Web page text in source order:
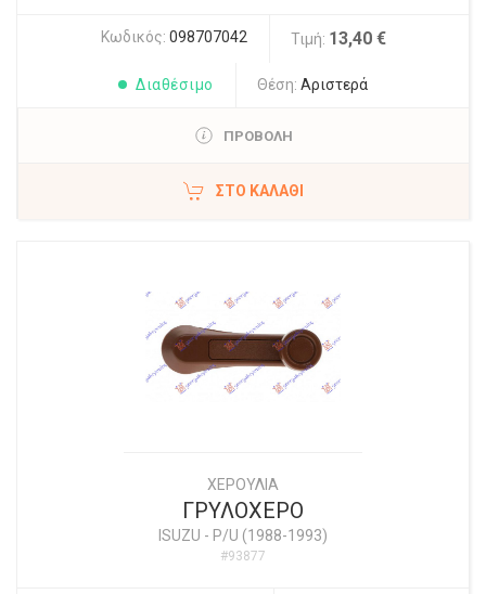
Κωδικός: 098707042 Τιμή: 13,40 €
Διαθέσιμο Θέση: Αριστερά
ΠΡΟΒΟΛΗ
ΣΤΟ ΚΑΛΆΘΙ
ΧΕΡΟΥΛΙΑ
ΓΡΥΛΟΧΕΡΟ
ISUZU - P/U (1988-1993)
#93877